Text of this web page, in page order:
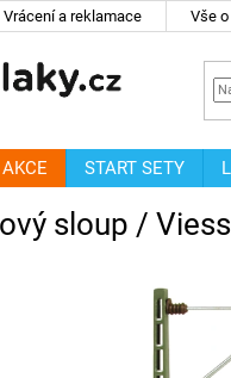
Vrácení a reklamace Vše
AKCE START SETY
sloup /